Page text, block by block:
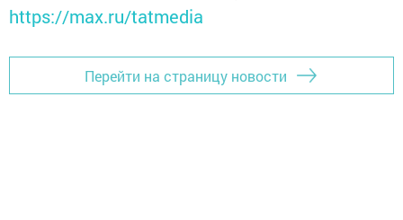
https://max.ru/tatmedia
Перейти на страницу новости